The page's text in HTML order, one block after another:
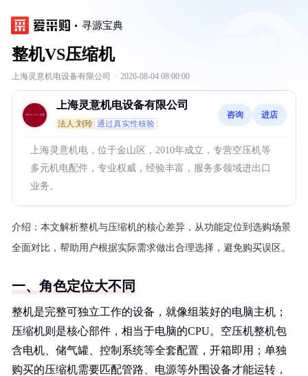
寻源宝典
整机VS压缩机
上海灵意机电设备有限公司 · 2026-08-04 08:00:00
上海灵意机电设备有限公司
法人:刘玲 通过真实性核验
咨询 进店
上海灵意机电，位于金山区，2010年成立，专营空压机等
多元机电配件，专业权威，经验丰富，服务多领域进出口
业务。
介绍： 本文解析整机与压缩机的核心差异，从功能定位到选购场景
全面对比，帮助用户根据实际需求做出合理选择，避免购买误区。
一、角色定位大不同
整机是完整可独立工作的设备，就像组装好的电脑主机；
压缩机则是核心部件，相当于电脑的CPU。空压机整机包
含电机、储气罐、控制系统等全套配置，开箱即用；单独
购买的压缩机需要匹配管路、电源等外围设备才能运转，